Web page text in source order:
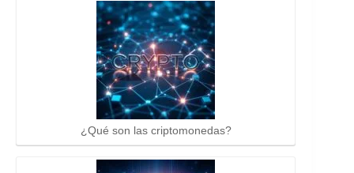
¿Qué son las criptomonedas?